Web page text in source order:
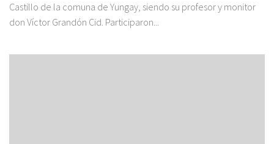
Castillo de la comuna de Yungay, siendo su profesor y monitor
don Víctor Grandón Cid. Participaron...